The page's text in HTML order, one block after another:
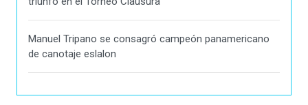
Manuel Tripano se consagró campeón panamericano
de canotaje eslalon